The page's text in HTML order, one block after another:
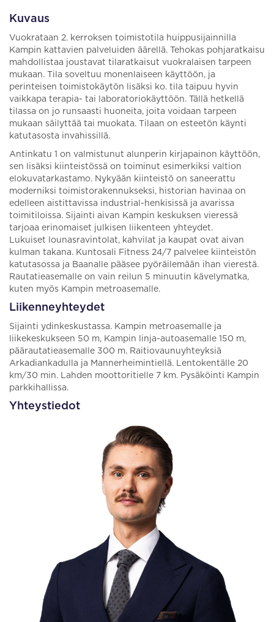
Kuvaus
Vuokrataan 2. kerroksen toimistotila huippusijainnilla
Kampin kattavien palveluiden äärellä. Tehokas pohjaratkaisu
mahdollistaa joustavat tilaratkaisut vuokralaisen tarpeen
mukaan. Tila soveltuu monenlaiseen käyttöön, ja
perinteisen toimistokäytön lisäksi ko. tila taipuu hyvin
vaikkapa terapia- tai laboratoriokäyttöön. Tällä hetkellä
tilassa on jo runsaasti huoneita, joita voidaan tarpeen
mukaan säilyttää tai muokata. Tilaan on esteetön käynti
katutasosta invahissillä.
Antinkatu 1 on valmistunut alunperin kirjapainon käyttöön,
sen lisäksi kiinteistössä on toiminut esimerkiksi valtion
elokuvatarkastamo. Nykyään kiinteistö on saneerattu
moderniksi toimistorakennukseksi, historian havinaa on
edelleen aistittavissa industrial-henkisissä ja avarissa
toimitiloissa. Sijainti aivan Kampin keskuksen vieressä
tarjoaa erinomaiset julkisen liikenteen yhteydet.
Lukuiset lounasravintolat, kahvilat ja kaupat ovat aivan
kulman takana. Kuntosali Fitness 24/7 palvelee kiinteistön
katutasossa ja Baanalle pääsee pyöräilemään ihan vierestä.
Rautatieasemalle on vain reilun 5 minuutin kävelymatka,
kuten myös Kampin metroasemalle.
Liikenneyhteydet
Sijainti ydinkeskustassa. Kampin metroasemalle ja
liikekeskukseen 50 m, Kampin linja-autoasemalle 150 m,
päärautatieasemalle 300 m. Raitiovaunuyhteyksiä
Arkadiankadulla ja Mannerheimintiellä. Lentokentälle 20
km/30 min. Lahden moottoritielle 7 km. Pysäköinti Kampin
parkkihallissa.
Yhteystiedot